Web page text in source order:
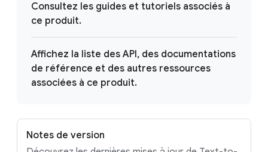
Consultez les guides et tutoriels associés à
ce produit.
Affichez la liste des API, des documentations
de référence et des autres ressources
associées à ce produit.
Notes de version